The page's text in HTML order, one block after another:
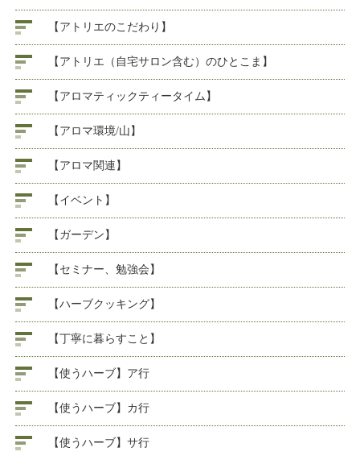
【アトリエのこだわり】
【アトリエ（自宅サロン含む）のひとこま】
【アロマティックティータイム】
【アロマ環境/山】
【アロマ関連】
【イベント】
【ガーデン】
【セミナー、勉強会】
【ハーブクッキング】
【丁寧に暮らすこと】
【使うハーブ】ア行
【使うハーブ】カ行
【使うハーブ】サ行